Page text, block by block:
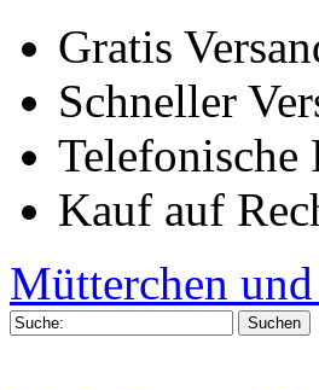
Gratis
Schneller
Telefonische
Kauf auf
Mütterchen